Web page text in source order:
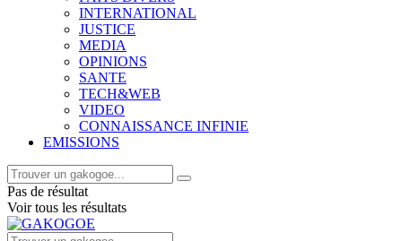
INTERNATIONAL
JUSTICE
MEDIA
OPINIONS
SANTE
TECH&WEB
VIDEO
CONNAISSANCE INFINIE
EMISSIONS
Pas de résultat
Voir tous les résultats